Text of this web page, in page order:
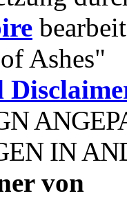
Ashes"
IN
von